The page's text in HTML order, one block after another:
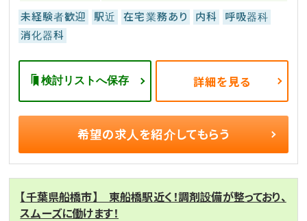
未経験者歓迎 駅近 在宅業務あり 内科
呼吸器科
消化器科
検討リストへ保存 詳細を見る
希望の求人を紹介してもらう
【千葉県船橋市】 東船橋駅近く！調剤設備が整っており、
スムーズに働けます！